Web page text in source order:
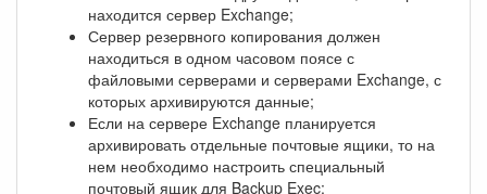
находится сервер Exchange;
Сервер резервного копирования должен
находиться в одном часовом поясе с
файловыми серверами и серверами Exchange, с
которых архивируются данные;
Если на сервере Exchange планируется
архивировать отдельные почтовые ящики, то на
нем необходимо настроить специальный
почтовый ящик для Backup Exec;